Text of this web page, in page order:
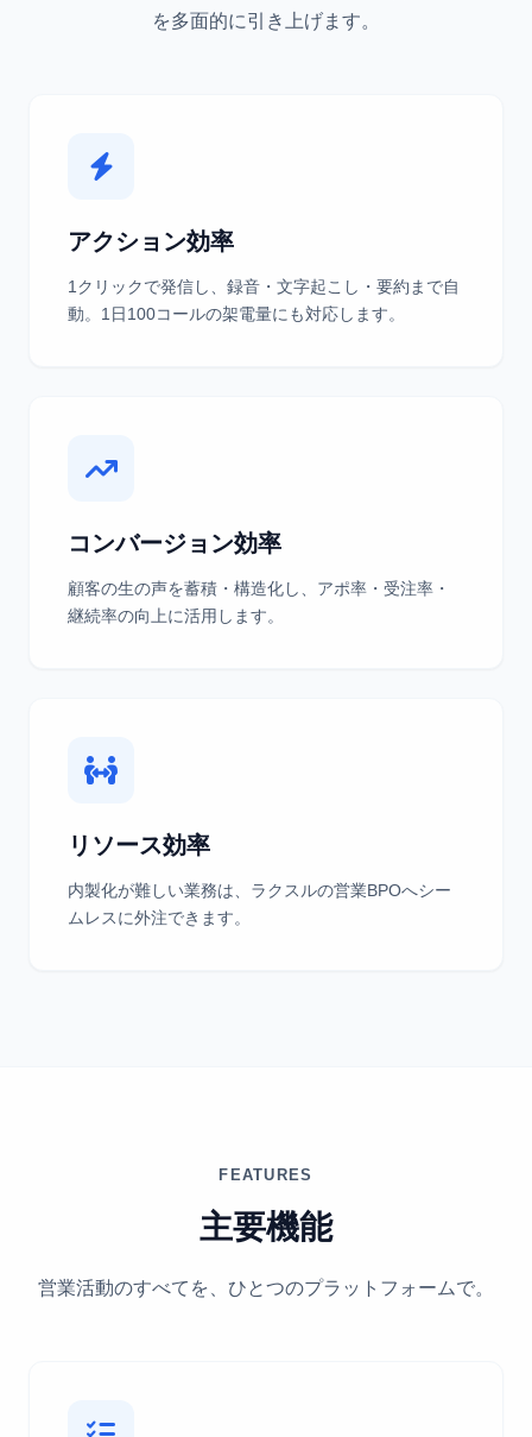
を多面的に引き上げます。
アクション効率
1クリックで発信し、録音・文字起こし・要約まで自
動。1日100コールの架電量にも対応します。
コンバージョン効率
顧客の生の声を蓄積・構造化し、アポ率・受注率・
継続率の向上に活用します。
リソース効率
内製化が難しい業務は、ラクスルの営業BPOへシー
ムレスに外注できます。
FEATURES
主要機能
営業活動のすべてを、ひとつのプラットフォームで。